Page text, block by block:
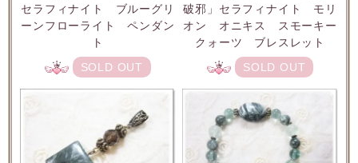
セラフィナイト ブルーグリ
ーンフローライト ペンダン
ト
SOLD OUT
破邪」セラフィナイト モリ
オン オニキス スモーキー
クォーツ ブレスレット
SOLD OUT